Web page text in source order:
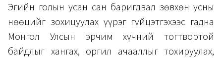
Эгийн голын усан сан баригдвал зөвхөн усны
нөөцийг зохицуулах үүрэг гүйцэтгэхээс гадна
Монгол Улсын эрчим хүчний тогтвортой
байдлыг хангах, оргил ачааллыг тохируулах,